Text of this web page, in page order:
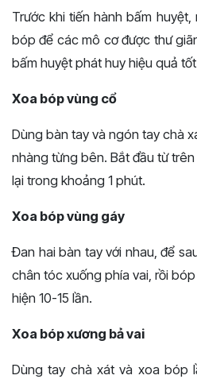
Trước khi tiến hành bấm
bóp để các mô cơ được thư
bấm huyệt phát huy hiệu quả
Xoa bóp vùng cổ
Dùng bàn tay và ngón tay chà
nhàng từng bên. Bắt đầu từ
lại trong khoảng 1 phút.
Xoa bóp vùng gáy
Đan hai bàn tay với nhau, để
chân tóc xuống phía vai, rồi
hiện 10-15 lần.
Xoa bóp xương bả vai
Dùng tay chà xát và xoa bóp